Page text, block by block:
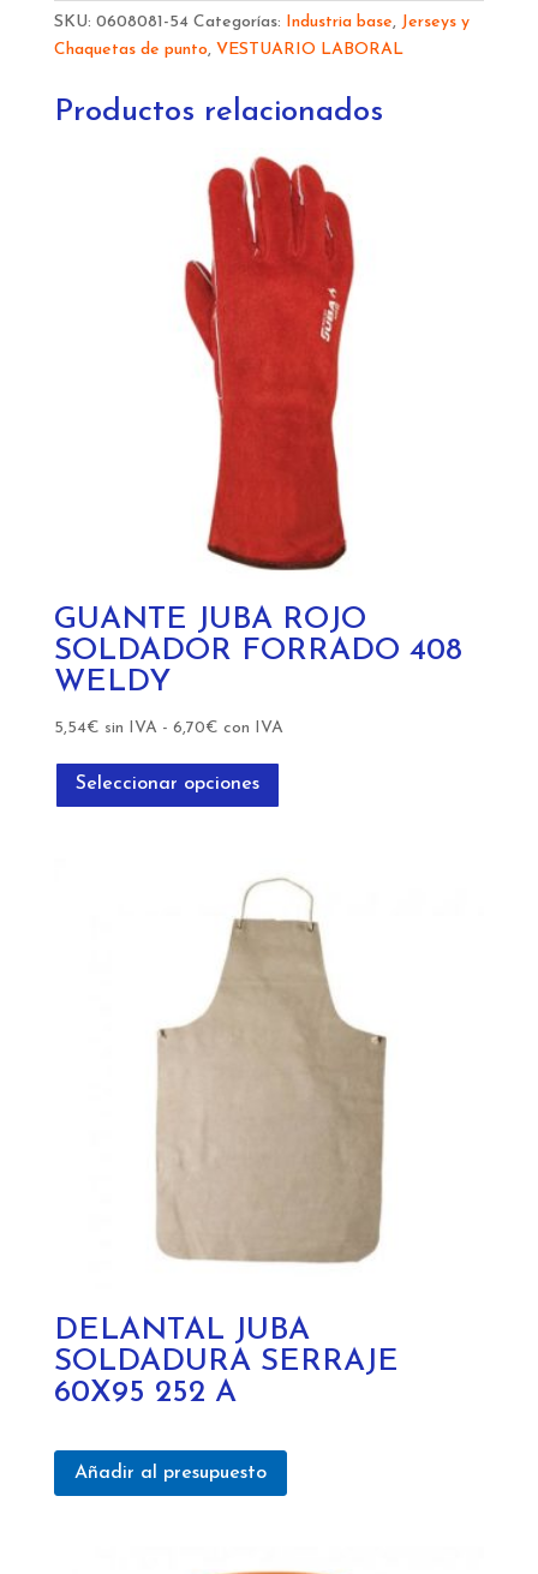
OXFORD
COLUMBUS
cantidad
SKU: 0608081-54 Categorías: Industria base, Jerseys y
Chaquetas de punto, VESTUARIO LABORAL
Productos relacionados
GUANTE JUBA ROJO
SOLDADOR FORRADO 408
WELDY
5,54€ sin IVA- 6,70€ con IVA
Seleccionar opciones
Las
opciones
pueden
DELANTAL JUBA
SOLDADURA SERRAJE
60X95 252 A
Añadir al presupuesto